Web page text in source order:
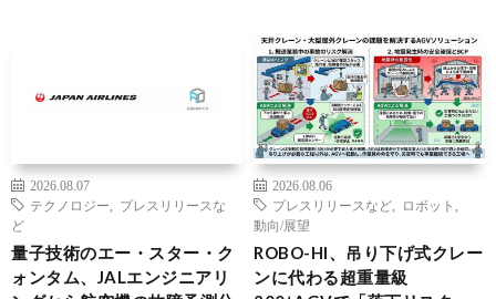
2026.08.07
テクノロジー
プレスリリースな
ど
量子技術のエー・スター・ク
ォンタム、JALエンジニアリ
2026.08.06
プレスリリースなど
ロボット
動向/展望
ROBO-HI、吊り下げ式クレー
ンに代わる超重量級